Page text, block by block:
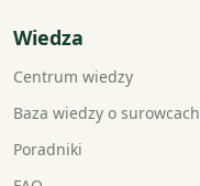
Wiedza
Centrum wiedzy
Baza wiedzy o surowcach
Poradniki